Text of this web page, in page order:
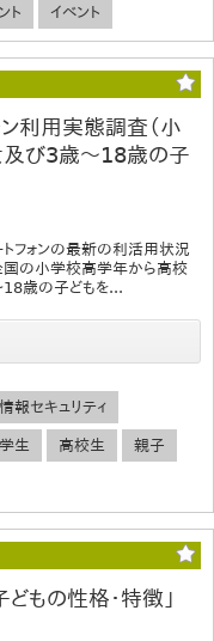
ト イベント
利用実態調査（小
び3歳～18歳の子
フォンの最新の利活用状況
国の小学校高学年から高校
18歳の子どもを...
情報セキュリティ
生 高校生 親子
もの性格・特徴」